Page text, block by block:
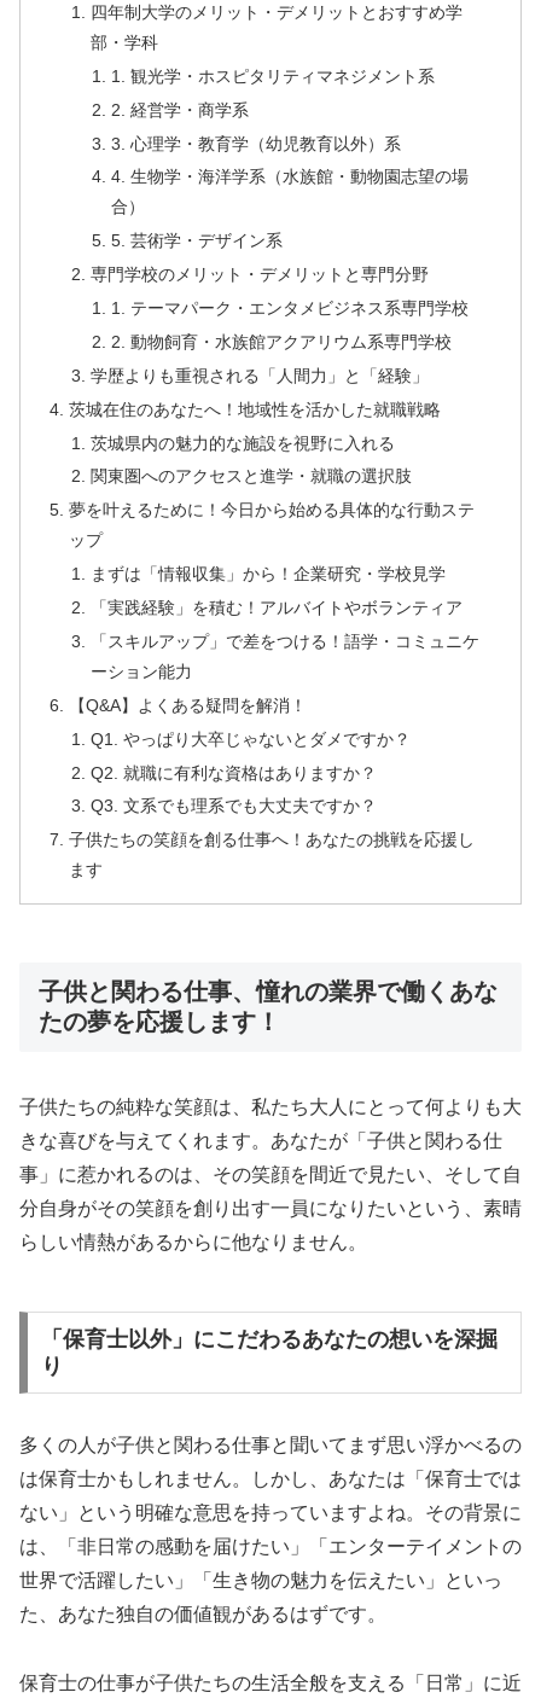
四年制大学のメリット・デメリットとおすすめ学
部・学科
1. 観光学・ホスピタリティマネジメント系
2. 経営学・商学系
3. 心理学・教育学（幼児教育以外）系
4. 生物学・海洋学系（水族館・動物園志望の場
合）
5. 芸術学・デザイン系
専門学校のメリット・デメリットと専門分野
1. テーマパーク・エンタメビジネス系専門学校
2. 動物飼育・水族館アクアリウム系専門学校
学歴よりも重視される「人間力」と「経験」
茨城在住のあなたへ！地域性を活かした就職戦略
茨城県内の魅力的な施設を視野に入れる
関東圏へのアクセスと進学・就職の選択肢
夢を叶えるために！今日から始める具体的な行動ステ
ップ
まずは「情報収集」から！企業研究・学校見学
「実践経験」を積む！アルバイトやボランティア
「スキルアップ」で差をつける！語学・コミュニケ
ーション能力
【Q&A】よくある疑問を解消！
Q1. やっぱり大卒じゃないとダメですか？
Q2. 就職に有利な資格はありますか？
Q3. 文系でも理系でも大丈夫ですか？
子供たちの笑顔を創る仕事へ！あなたの挑戦を応援し
ます
子供と関わる仕事、憧れの業界で働くあな
たの夢を応援します！
子供たちの純粋な笑顔は、私たち大人にとって何よりも大
きな喜びを与えてくれます。あなたが「子供と関わる仕
事」に惹かれるのは、その笑顔を間近で見たい、そして自
分自身がその笑顔を創り出す一員になりたいという、素晴
らしい情熱があるからに他なりません。
「保育士以外」にこだわるあなたの想いを深掘
り
多くの人が子供と関わる仕事と聞いてまず思い浮かべるの
は保育士かもしれません。しかし、あなたは「保育士では
ない」という明確な意思を持っていますよね。その背景に
は、「非日常の感動を届けたい」「エンターテイメントの
世界で活躍したい」「生き物の魅力を伝えたい」といっ
た、あなた独自の価値観があるはずです。
保育士の仕事が子供たちの生活全般を支える「日常」に近